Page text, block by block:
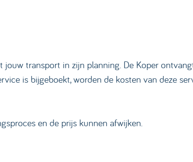
transport in zijn planning. De Koper
is bijgeboekt, worden de kosten van deze
en de prijs kunnen afwijken.